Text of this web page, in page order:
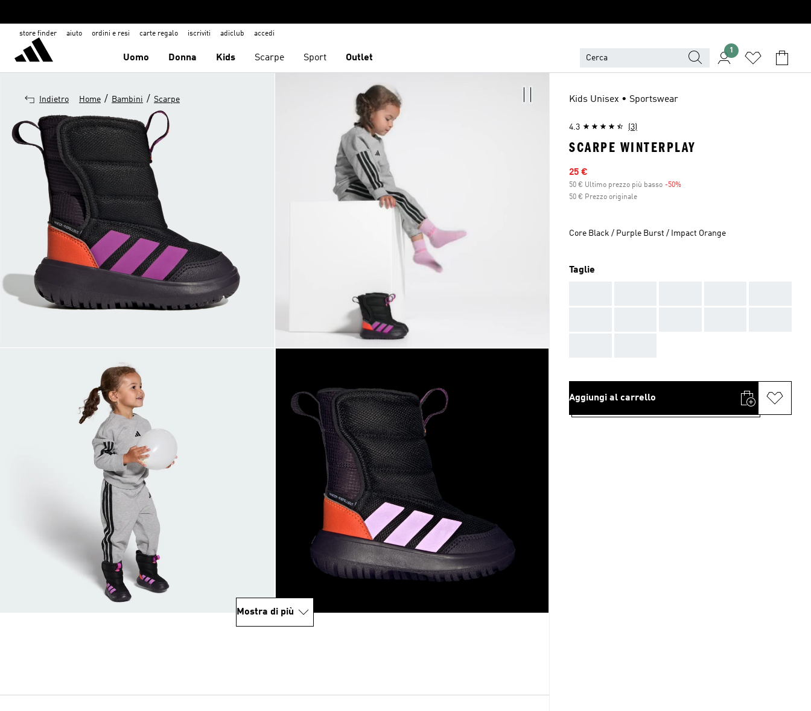
store finder aiuto ordini e resi carte regalo iscriviti adiclub accedi
Uomo Donna Kids Scarpe Sport Outlet
1
Indietro Home / Bambini / Scarpe
Mostra di più
Kids Unisex • Sportswear
4.3 (3)
SCARPE WINTERPLAY
Prezzo scontato
25 €
50 € Ultimo prezzo più basso -50%
50 € Prezzo originale
Core Black / Purple Burst / Impact Orange
Taglie
Aggiungi al carrello